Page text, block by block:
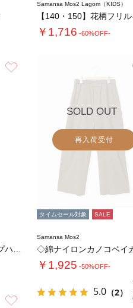
Samansa Mos2 Lagom（KIDS）
￥1,716 -60%OFF-
SOLD OUT
再入荷受付
タイムセール対象 SALE
Samansa Mos2
￥1,925 -50%OFF-
5.0 （2）
お気に入り